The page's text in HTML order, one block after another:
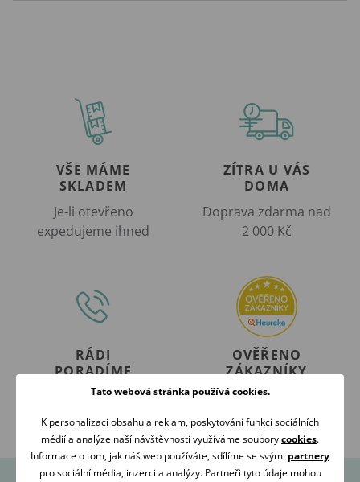
VŠE MÁME
SKLADEM
Je-li otevřeno
expedujeme ihned
ZÍTRA U VÁS
DOMA
Doprava zdarma nad
2 000 Kč
RÁDI
PORADÍME
Volejte Po-Pá: 09:00-16:00
608 267 033
OVĚŘENO
ZÁKAZNÍKY
98 % našich zákazníků
nás doporučuje
Tato webová stránka používá cookies.
K personalizaci obsahu a reklam, poskytování funkcí sociálních
médií a analýze naší návštěvnosti využíváme souborycookies.
Informace o tom, jak náš web používáte, sdílíme se svými partnery
pro sociální média, inzerci a analýzy. Partneři tyto údaje mohou